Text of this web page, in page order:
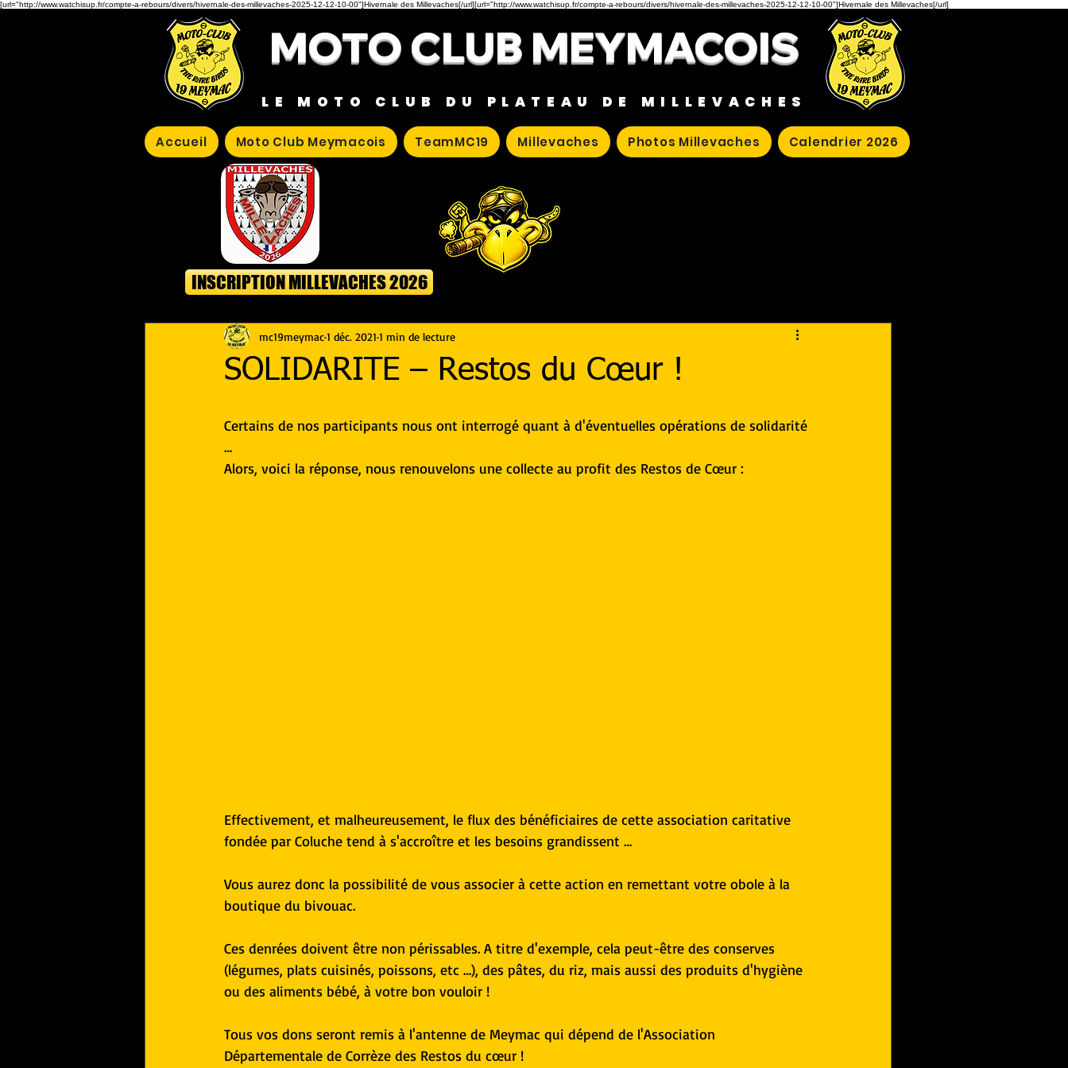
[url="http://www.watchisup.fr/compte-a-rebours/divers/hivernale-des-millevaches-2025-12-12-10-00"]Hivernale des Millevaches[/url][url="http://www.watchisup.fr/compte-a-rebours/divers/hivernale-des-millevaches-2025-12-12-10-00"]Hivernale des Millevaches[/url]
MOTO CLUB MEYMACOIS
LE MOTO CLUB DU PLATEAU DE MILLEVACHES
Accueil Moto Club Meymacois TeamMC19 Millevaches Photos Millevaches Calendrier 2026
INSCRIPTION MILLEVACHES 2026
SOLIDARITE – Restos du Cœur !
mc19meymac1 déc. 2021 1 min de lecture
Certains de nos participants nous ont interrogé quant à d'éventuelles opérations de solidarité
…
Alors, voici la réponse, nous renouvelons une collecte au profit des Restos de Cœur :
Effectivement, et malheureusement, le flux des bénéficiaires de cette association caritative
fondée par Coluche tend à s'accroître et les besoins grandissent …
Vous aurez donc la possibilité de vous associer à cette action en remettant votre obole à la
boutique du bivouac.
Ces denrées doivent être non périssables. A titre d'exemple, cela peut-être des conserves
(légumes, plats cuisinés, poissons, etc …), des pâtes, du riz, mais aussi des produits d'hygiène
ou des aliments bébé, à votre bon vouloir !
Tous vos dons seront remis à l'antenne de Meymac qui dépend de l'Association
Départementale de Corrèze des Restos du cœur !